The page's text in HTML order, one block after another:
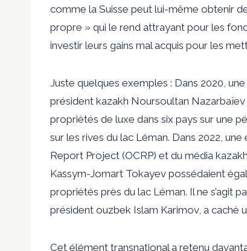
comme la Suisse peut lui-même obtenir
propre » qui le rend attrayant pour les
investir leurs gains mal acquis pour les
Juste quelques exemples : Dans 2020 ,
président kazakh Noursoultan
propriétés de luxe dans six pays sur une
sur les rives du lac Léman. Dans 2022 ,
Report Project (OCRP) et du média
Kassym-Jomart Tokayev possédaient
propriétés près du lac Léman. Il ne s’agit
président ouzbek Islam Karimov, a caché
Cet élément transnational a retenu